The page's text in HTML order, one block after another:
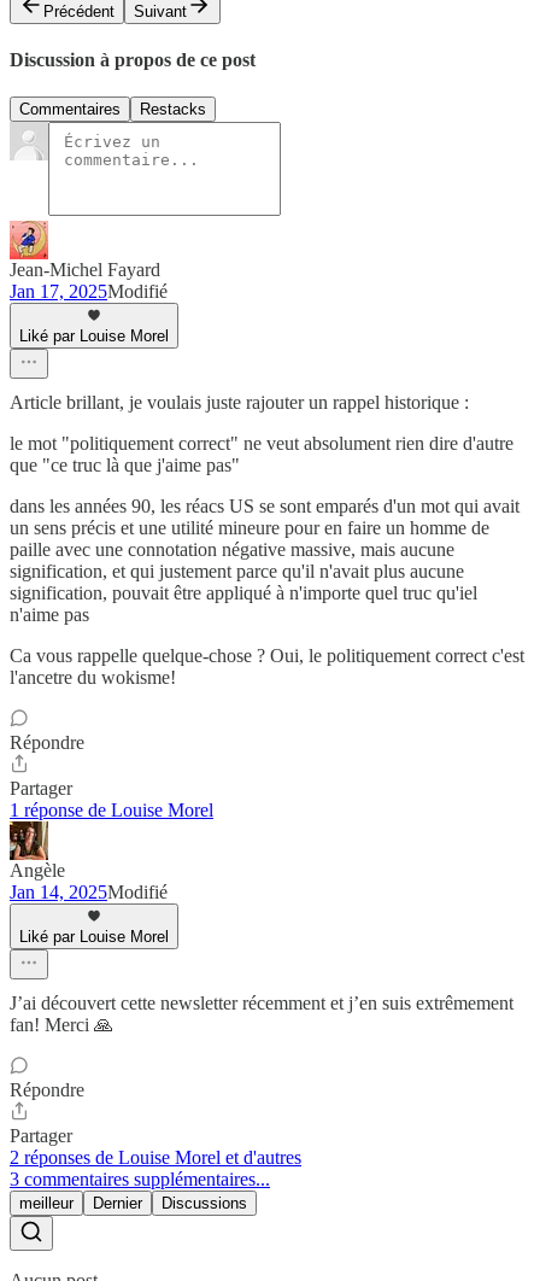
Précédent
Suivant
Discussion à propos de ce post
Commentaires Restacks
Jean-Michel Fayard
Jan 17, 2025Modifié
Liké par Louise Morel
Article brillant, je voulais juste rajouter un rappel historique :
le mot "politiquement correct" ne veut absolument rien dire d'autre
que "ce truc là que j'aime pas"
dans les années 90, les réacs US se sont emparés d'un mot qui avait
un sens précis et une utilité mineure pour en faire un homme de
paille avec une connotation négative massive, mais aucune
signification, et qui justement parce qu'il n'avait plus aucune
signification, pouvait être appliqué à n'importe quel truc qu'iel
n'aime pas
Ca vous rappelle quelque-chose ? Oui, le politiquement correct c'est
l'ancetre du wokisme!
Répondre
Partager
1 réponse de Louise Morel
Angèle
Jan 14, 2025Modifié
Liké par Louise Morel
J’ai découvert cette newsletter récemment et j’en suis extrêmement
fan! Merci 🙏
Répondre
Partager
2 réponses de Louise Morel et d'autres
3 commentaires supplémentaires...
meilleur Dernier Discussions